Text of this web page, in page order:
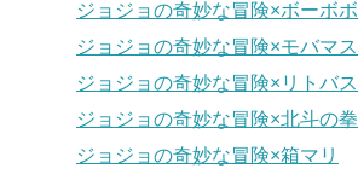
ジョジョの奇妙な冒険×ボーボボ
ジョジョの奇妙な冒険×モバマス
ジョジョの奇妙な冒険×リトバス
ジョジョの奇妙な冒険×北斗の拳
ジョジョの奇妙な冒険×箱マリ